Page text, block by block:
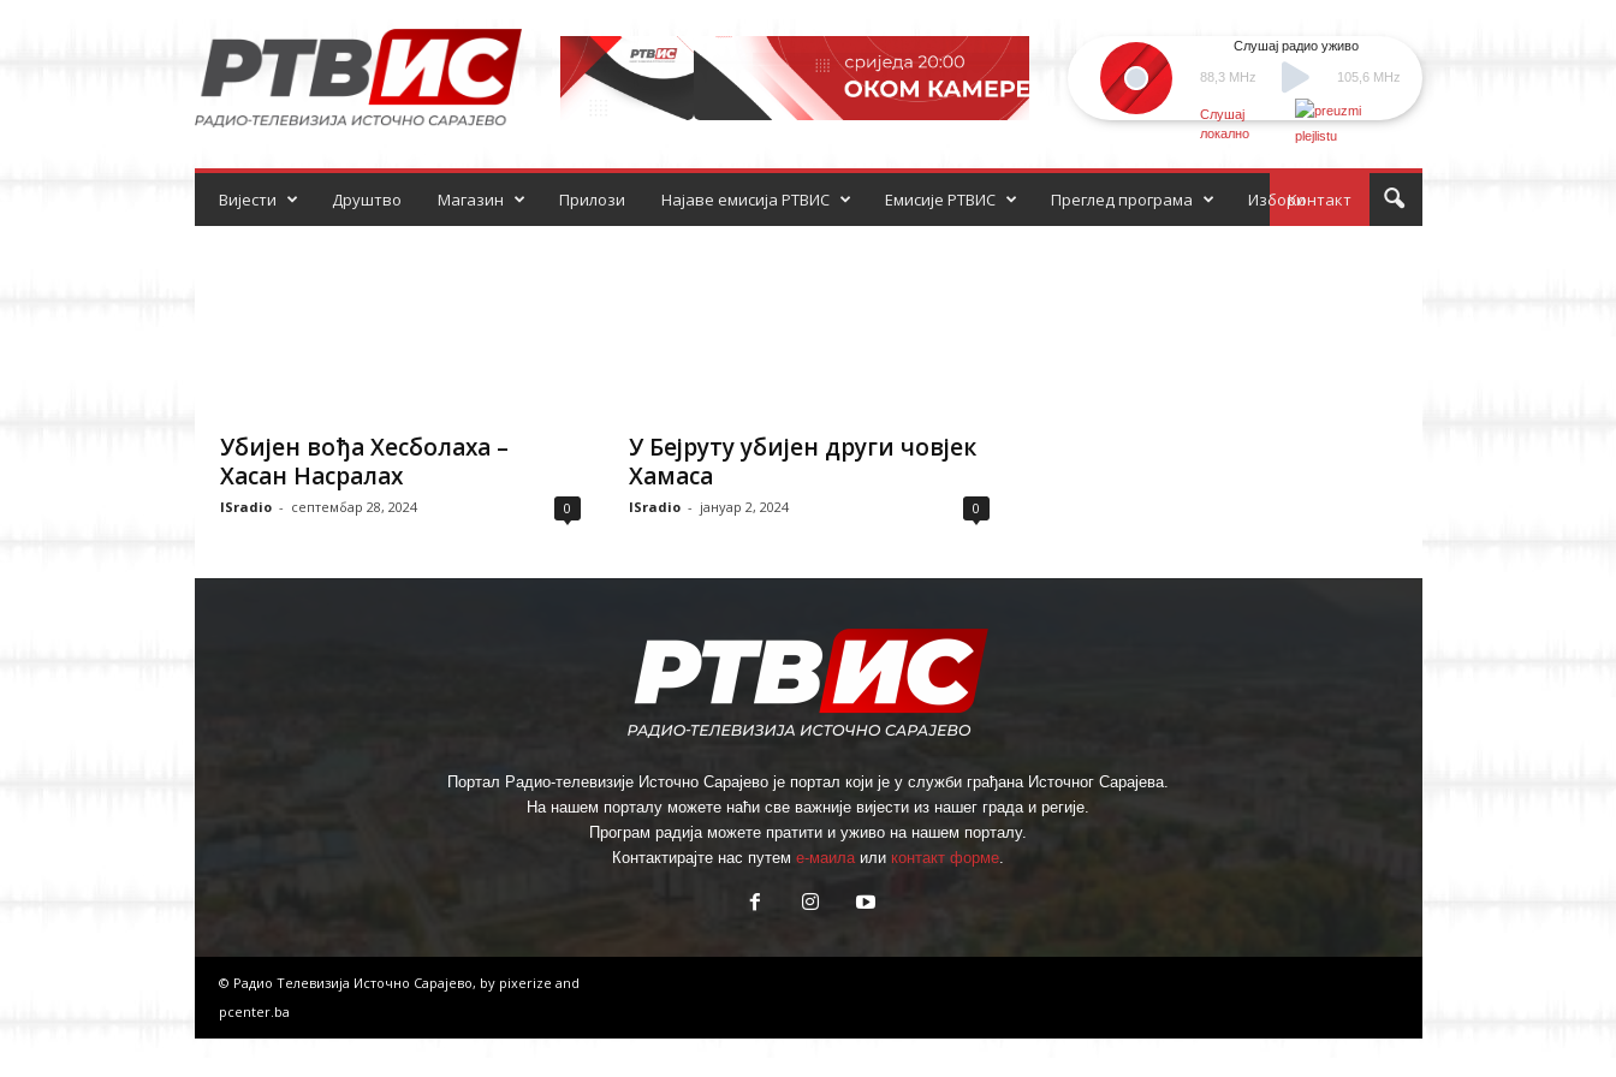
и
о
т
л
88,3 MHz
Слушај радио уживо
105,6 MHz
Слушај
локално
Вијести Друштво Магазин Прилози Најаве емисија РТВИС Емисије РТВИС Контакт
Преглед програма Избори
Убијен вођа Хесболаха –
Хасан Насралах
ISradio - септембар 28, 2024 0
У Бејруту убијен други човјек
Хамаса
ISradio - јануар 2, 2024 0
Портал Радио-телевизије Источно Сарајево је портал који је у служби грађана Источног Сарајева.
На нашем порталу можете наћи све важније вијести из нашег града и регије.
Програм радија можете пратити и уживо на нашем порталу.
Контактирајте нас путем е-маилаили контакт форме.
© Радио Телевизија Источно Сарајево, by pixerize and
pcenter.ba